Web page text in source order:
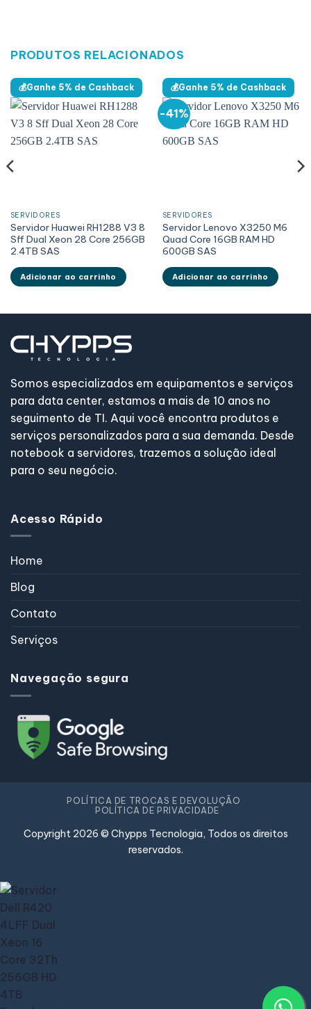
PRODUTOS RELACIONADOS
💰Ganhe 5% de Cashback
SERVIDORES
Servidor Huawei RH1288 V3 8
Sff Dual Xeon 28 Core 256GB
2.4TB SAS
Adicionar ao carrinho
💰Ganhe 5% de Cashback
-41%
SERVIDORES
Servidor Lenovo X3250 M6
Quad Core 16GB RAM HD
600GB SAS
Adicionar ao carrinho
Somos especializados em equipamentos e serviços
para data center, estamos a mais de 10 anos no
seguimento de TI. Aqui você encontra produtos e
serviços personalizados para a sua demanda. Desde
notebook a servidores, trazemos a solução ideal
para o seu negócio.
Acesso Rápido
Home
Blog
Contato
Serviços
Navegação segura
POLÍTICA DE TROCAS E DEVOLUÇÃO
POLÍTICA DE PRIVACIDADE
Copyright 2026 © Chypps Tecnologia, Todos os direitos
reservados.